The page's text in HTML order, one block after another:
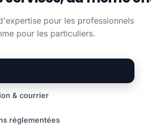
pour les professionnels
pour les particuliers.
& courrier
réglementées